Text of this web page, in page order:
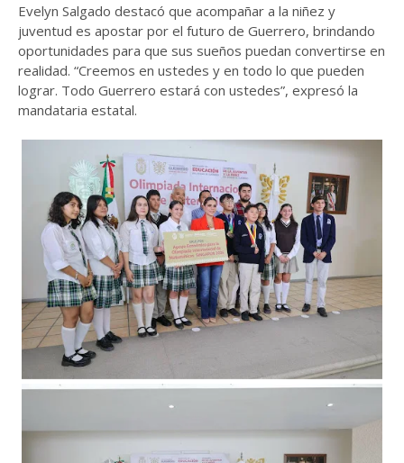
Evelyn Salgado destacó que acompañar a la niñez y
juventud es apostar por el futuro de Guerrero, brindando
oportunidades para que sus sueños puedan convertirse en
realidad. “Creemos en ustedes y en todo lo que pueden
lograr. Todo Guerrero estará con ustedes”, expresó la
mandataria estatal.